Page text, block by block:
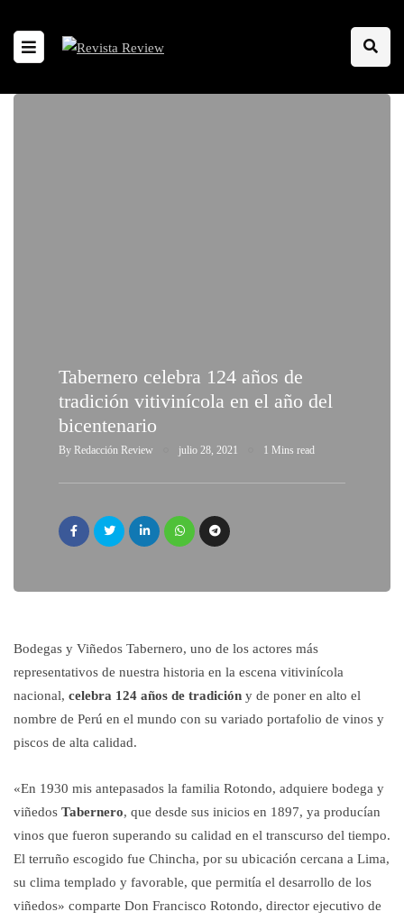
Tabernero celebra 124 años de
tradición vitivinícola en el año del
bicentenario
By Redacción Review julio 28, 2021 1 Mins read
Bodegas y Viñedos Tabernero, uno de los actores más
representativos de nuestra historia en la escena vitivinícola
nacional, celebra 124 años de tradición y de poner en alto el
nombre de Perú en el mundo con su variado portafolio de vinos y
piscos de alta calidad.
«En 1930 mis antepasados la familia Rotondo, adquiere bodega y
viñedos Tabernero, que desde sus inicios en 1897, ya producían
vinos que fueron superando su calidad en el transcurso del tiempo.
El terruño escogido fue Chincha, por su ubicación cercana a Lima,
su clima templado y favorable, que permitía el desarrollo de los
viñedos» comparte Don Francisco Rotondo, director ejecutivo de